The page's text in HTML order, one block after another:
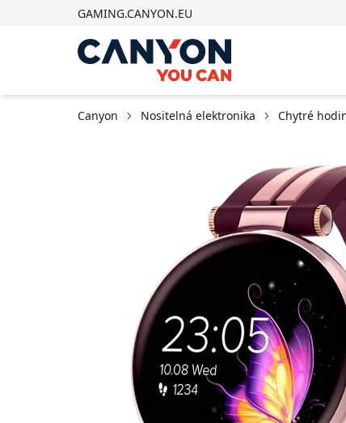
GAMING.CANYON.EU
Canyon Nositelná elektronika Chytré